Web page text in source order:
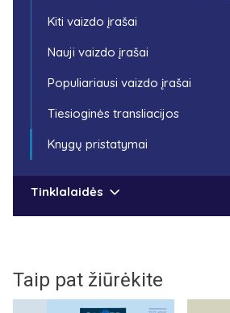
Kiti vaizdo įrašai
Nauji vaizdo įrašai
Populiariausi vaizdo įrašai
Tiesioginės transliacijos
Knygų pristatymai
Tinklalaidės
Taip pat žiūrėkite